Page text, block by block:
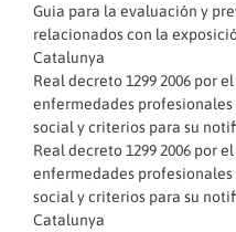
Guia para la evaluación y
relacionados con la
Catalunya
Real decreto 1299 2006 por
enfermedades
social y criterios para su
Real decreto 1299 2006 por
enfermedades
social y criterios para su
Catalunya